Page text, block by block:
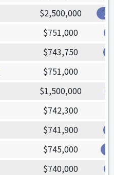
$2,500,000 ア
$751,000
$743,750
$751,000
$1,500,000
$742,300
$741,900
$745,000
$740,000